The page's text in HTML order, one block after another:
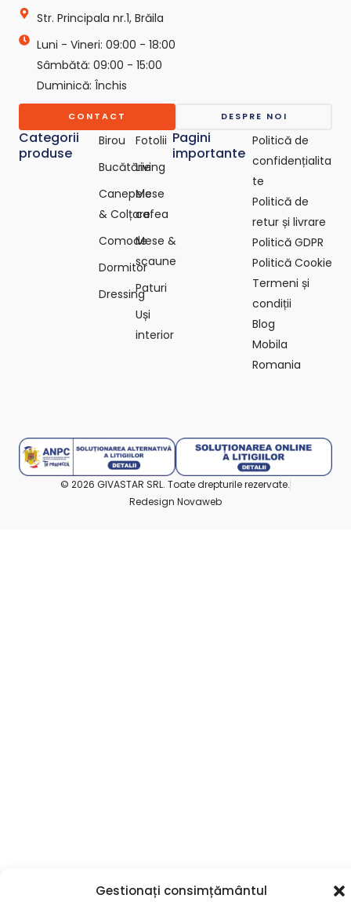
Gestionați consimțământul
g
e
p
o
-
c
o
m
Categorii
produse
Birou
Bucătărie
Canepele
& Colțare
Comode
Dormitor
Dressing
Fotolii
Living
Mese
cafea
Mese &
scaune
Paturi
Uși
interior
Pagini
importante
Politică de
confidențialita
te
Politică de
retur și livrare
Politică GDPR
Politică Cookie
Termeni și
condiții
Blog
Mobila
Romania
Str. Principala nr.1, Brăila
Luni - Vineri: 09:00 - 18:00
Sâmbătă: 09:00 - 15:00
Duminică: Închis
CONTACT DESPRE NOI
© 2026 GIVASTAR SRL. Toate drepturile rezervate.
Redesign Novaweb